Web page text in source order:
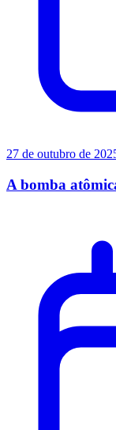
27 de outubro de
A bomba